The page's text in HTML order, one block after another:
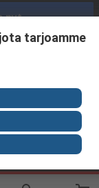
nyt
tarjoamme